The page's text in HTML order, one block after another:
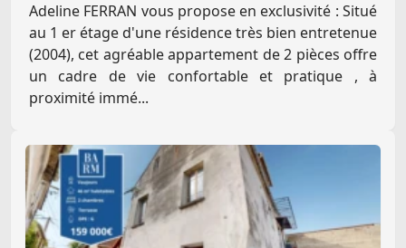
Adeline FERRAN vous propose en exclusivité : Situé
au 1 er étage d'une résidence très bien entretenue
(2004), cet agréable appartement de 2 pièces offre
un cadre de vie confortable et pratique , à
proximité immé...